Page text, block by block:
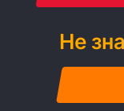
Не